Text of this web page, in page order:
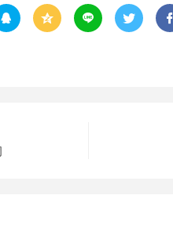
    